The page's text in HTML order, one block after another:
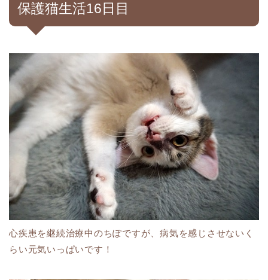
保護猫生活16日目
心疾患を継続治療中のちぽですが、病気を感じさせないく
らい元気いっぱいです！